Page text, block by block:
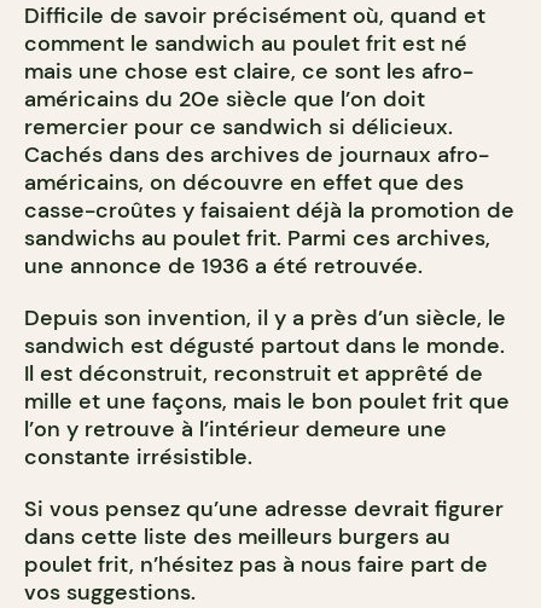
Difficile de savoir précisément où, quand et
comment le sandwich au poulet frit est né
mais une chose est claire, ce sont les afro-
américains du 20e siècle que l’on doit
remercier pour ce sandwich si délicieux.
Cachés dans des archives de journaux afro-
américains, on découvre en effet que des
casse-croûtes y faisaient déjà la promotion de
sandwichs au poulet frit. Parmi ces archives,
une annonce de 1936 a été retrouvée.
Depuis son invention, il y a près d’un siècle, le
sandwich est dégusté partout dans le monde.
Il est déconstruit, reconstruit et apprêté de
mille et une façons, mais le bon poulet frit que
l’on y retrouve à l’intérieur demeure une
constante irrésistible.
Si vous pensez qu’une adresse devrait figurer
dans cette liste des meilleurs burgers au
poulet frit, n’hésitez pas à nous faire part de
vos suggestions.